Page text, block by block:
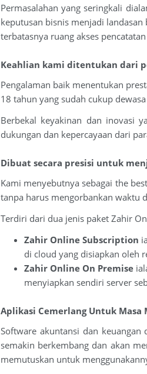
Permasalahan yang seringkali
keputusan bisnis menjadi
terbatasnya ruang akses
Keahlian kami ditentukan dari
Pengalaman baik menentukan
18 tahun yang sudah cukup
Berbekal keyakinan dan inovasi
dukungan dan kepercayaan dari
Dibuat secara presisi untuk
Kami menyebutnya sebagai the
tanpa harus mengorbankan waktu
Terdiri dari dua jenis paket Zahir
Zahir Online Subscription
di cloud yang disiapkan oleh
Zahir Online On Premise
menyiapkan sendiri server
Aplikasi Cemerlang Untuk Masa
Software akuntansi dan
semakin berkembang dan akan
memutuskan untuk